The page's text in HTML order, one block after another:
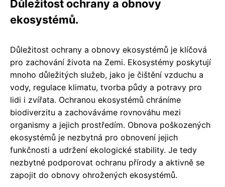
Důležitost ochrany a obnovy
ekosystémů.
Důležitost ochrany a obnovy ekosystémů je klíčová
pro zachování života na Zemi. Ekosystémy poskytují
mnoho důležitých služeb, jako je čištění vzduchu a
vody, regulace klimatu, tvorba půdy a potravy pro
lidi i zvířata. Ochranou ekosystémů chráníme
biodiverzitu a zachováváme rovnováhu mezi
organismy a jejich prostředím. Obnova poškozených
ekosystémů je nezbytná pro obnovení jejich
funkčnosti a udržení ekologické stability. Je tedy
nezbytné podporovat ochranu přírody a aktivně se
zapojit do obnovy ohrožených ekosystémů.